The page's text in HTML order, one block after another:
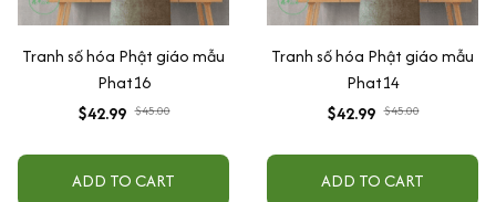
Tranh số hóa Phật giáo mẫu
Phat16
$42.99 $45.00
ADD TO CART
Tranh số hóa Phật giáo mẫu
Phat14
$42.99 $45.00
ADD TO CART